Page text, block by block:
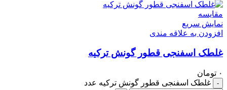
مقايسه
نمایش سریع
افزودن به علاقه مندی
غلطک اسفنجی قطور گونش ترکیه
۰ تومان
- غلطک اسفنجی قطور گونش ترکیه عدد